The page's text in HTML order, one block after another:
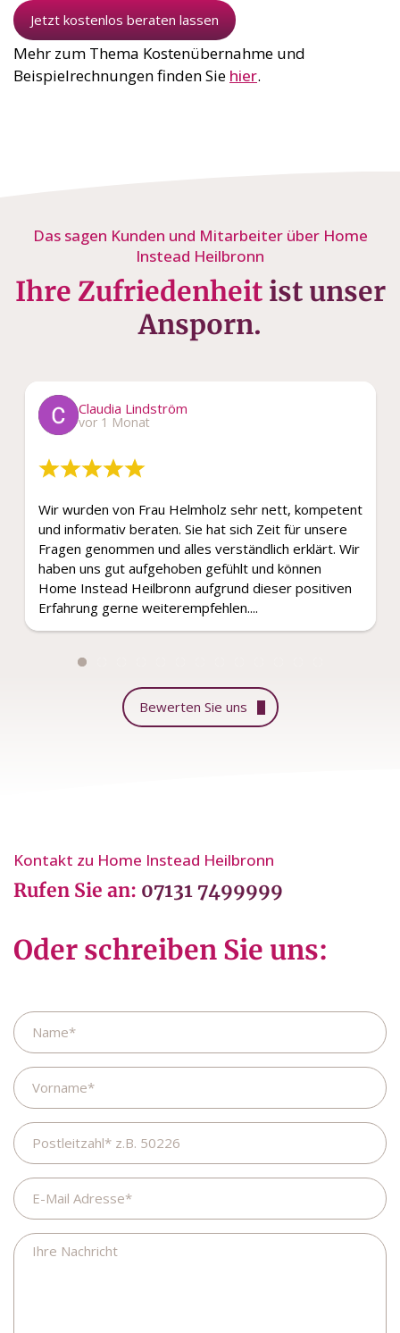
Jetzt kostenlos beraten lassen
Mehr zum Thema Kostenübernahme und
Beispielrechnungen finden Sie hier.
Das sagen Kunden und Mitarbeiter über Home
Instead Heilbronn
Ihre Zufriedenheitist unser
Ansporn.
Claudia Lindström
vor 1 Monat
Wir wurden von Frau Helmholz sehr nett, kompetent
und informativ beraten. Sie hat sich Zeit für unsere
Fragen genommen und alles verständlich erklärt. Wir
haben uns gut aufgehoben gefühlt und können
Home Instead Heilbronn aufgrund dieser positiven
Erfahrung gerne weiterempfehlen....
Bewerten Sie uns
Kontakt zu Home Instead Heilbronn
Rufen Sie an: 07131 7499999
Oder schreiben Sie uns:
Name
Vorname
Postleitzahl
E-
Mail
Adresse
Ihre
Nachricht